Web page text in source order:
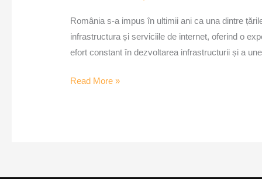
România s-a impus în ultimii ani ca una dintre
infrastructura și serviciile de internet, oferind o
efort constant în dezvoltarea infrastructurii și a
cel
mai
rapid
Read More »